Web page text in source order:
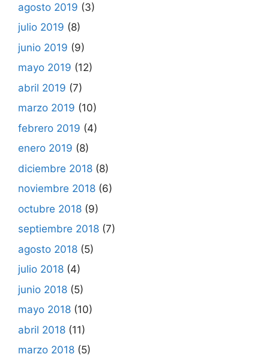
agosto 2019 (3)
julio 2019 (8)
junio 2019 (9)
mayo 2019 (12)
abril 2019 (7)
marzo 2019 (10)
febrero 2019 (4)
enero 2019 (8)
diciembre 2018 (8)
noviembre 2018 (6)
octubre 2018 (9)
septiembre 2018 (7)
agosto 2018 (5)
julio 2018 (4)
junio 2018 (5)
mayo 2018 (10)
abril 2018 (11)
marzo 2018 (5)